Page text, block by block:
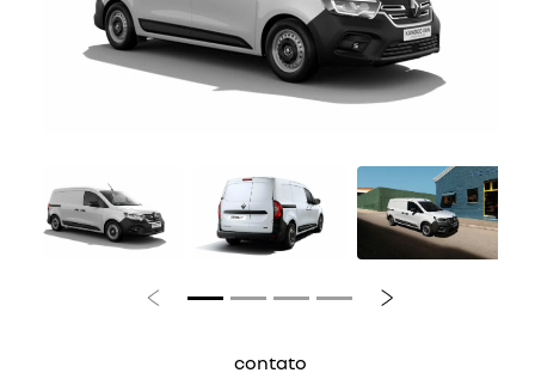
Anterior
Anterior Próximo
contato